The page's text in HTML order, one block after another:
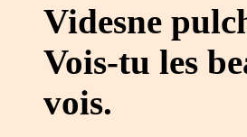
Videsne
Vois-tu les
vois.